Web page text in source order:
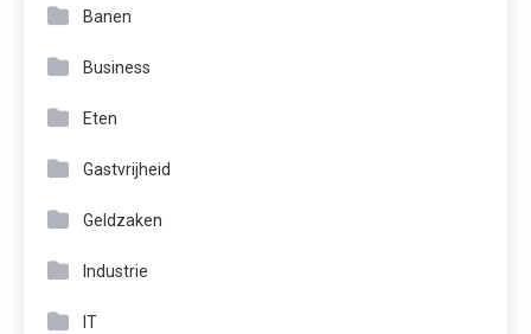
Banen
Business
Eten
Gastvrijheid
Geldzaken
Industrie
IT